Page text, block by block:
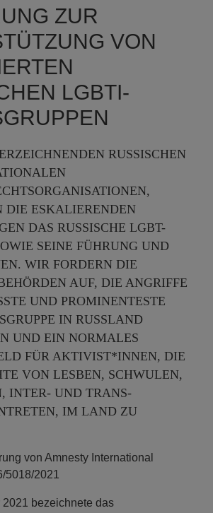
ZUR
VON
LGBTI-
RUSSISCHEN
DIE ESKALIERENDEN
DAS RUSSISCHE LGBT-
SEINE FÜHRUNG UND
WIR FORDERN DIE
AUF, DIE ANGRIFFE
UND PROMINENTESTE L
IN RUSSLAND E
EIN NORMALES A
FÜR AKTIVIST*INNEN, DIE F
VON LESBEN, SCHWULEN, B
UND TRANS-P
IM LAND ZU F
von Amnesty International
5018/2021
bezeichnete das